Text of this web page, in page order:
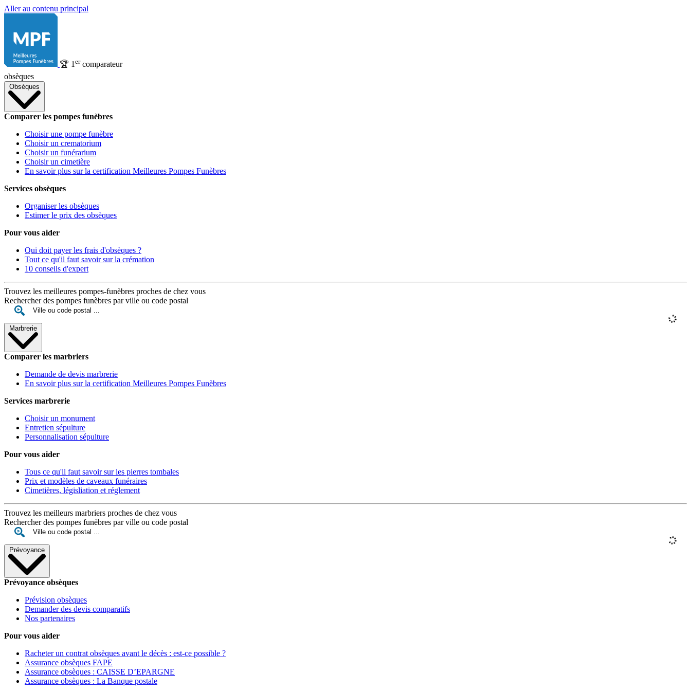
Aller au contenu principal
🏆 1 ercomparateur
obsèques
Obsèques
Comparer les pompes funèbres
Choisir une pompe funèbre
Choisir un crematorium
Choisir un funérarium
Choisir un cimetière
En savoir plus sur la certification Meilleures Pompes Funèbres
Services obsèques
Organiser les obsèques
Estimer le prix des obsèques
Pour vous aider
Qui doit payer les frais d'obsèques ?
Tout ce qu'il faut savoir sur la crémation
10 conseils d'expert
Trouvez les meilleures pompes-funèbres proches de chez vous
Rechercher des pompes funèbres par ville ou code postal
Marbrerie
Comparer les marbriers
Demande de devis marbrerie
En savoir plus sur la certification Meilleures Pompes Funèbres
Services marbrerie
Choisir un monument
Entretien sépulture
Personnalisation sépulture
Pour vous aider
Tous ce qu'il faut savoir sur les pierres tombales
Prix et modèles de caveaux funéraires
Cimetières, législiation et réglement
Trouvez les meilleurs marbriers proches de chez vous
Rechercher des pompes funèbres par ville ou code postal
Prévoyance
Prévoyance obsèques
Prévision obsèques
Demander des devis comparatifs
Nos partenaires
Pour vous aider
Racheter un contrat obsèques avant le décès : est-ce possible ?
Assurance obsèques FAPE
Assurance obsèques : CAISSE D’EPARGNE
Assurance obsèques : La Banque postale